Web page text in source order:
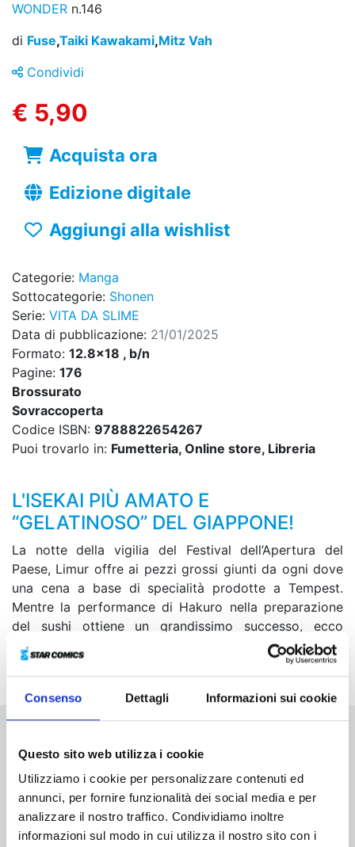
Consenso Dettagli Informazioni sui cookie
Questo sito web utilizza i cookie
Utilizziamo i cookie per personalizzare contenuti ed
annunci, per fornire funzionalità dei social media e per
analizzare il nostro traffico. Condividiamo inoltre
informazioni sul modo in cui utilizza il nostro sito con i
WONDER n.146
di Fuse,Taiki Kawakami,Mitz Vah
Condividi
€ 5,90
Acquista ora
Edizione digitale
Aggiungi alla wishlist
Categorie: Manga
Sottocategorie: Shonen
Serie: VITA DA SLIME
Data di pubblicazione: 21/01/2025
Formato: 12.8x18 , b/n
Pagine: 176
Brossurato
Sovraccoperta
Codice ISBN: 9788822654267
Puoi trovarlo in: Fumetteria, Online store, Libreria
L'ISEKAI PIÙ AMATO E
“GELATINOSO” DEL GIAPPONE!
La notte della vigilia del Festival dell’Apertura del
Paese, Limur offre ai pezzi grossi giunti da ogni dove
una cena a base di specialità prodotte a Tempest.
Mentre la performance di Hakuro nella preparazione
del sushi ottiene un grandissimo successo, ecco
giungere un personaggio che fa spalancare gli occhi
persino al re dei nani… l’imperatrice di Sarion!
Altri volumi della serie